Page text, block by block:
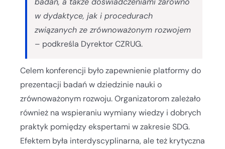
w dydaktyce, jak i procedurach
związanych ze zrównoważonym rozwojem
– podkreśla Dyrektor CZRUG.
Celem konferencji było zapewnienie platformy do
prezentacji badań w dziedzinie nauki o
zrównoważonym rozwoju. Organizatorom zależało
również na wspieraniu wymiany wiedzy i dobrych
praktyk pomiędzy ekspertami w zakresie SDG.
Efektem była interdyscyplinarna, ale też krytyczna